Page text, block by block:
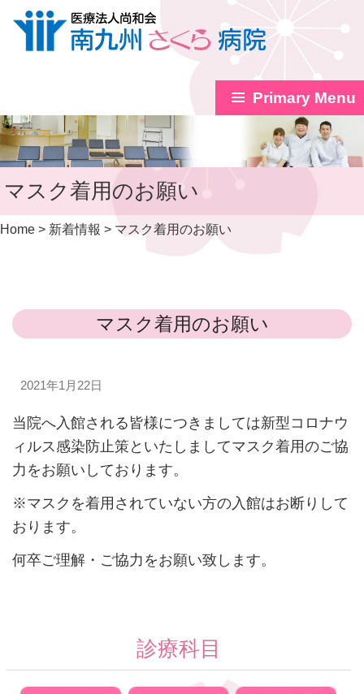
Primary Menu
マスク着用のお願い
Home > 新着情報 > マスク着用のお願い
マスク着用のお願い
2021年1月22日
当院へ入館される皆様につきましては新型コロナウ
ィルス感染防止策といたしましてマスク着用のご協
力をお願いしております。
※マスクを着用されていない方の入館はお断りして
おります。
何卒ご理解・ご協力をお願い致します。
診療科目